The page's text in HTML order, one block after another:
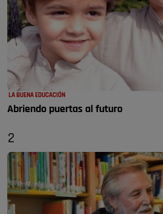
LA BUENA EDUCACIÓN
Abriendo puertas al futuro
2